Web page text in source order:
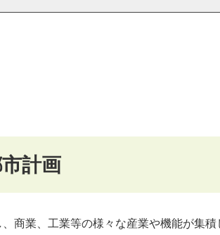
計画
商業、工業等の様々な産業や機能が集積